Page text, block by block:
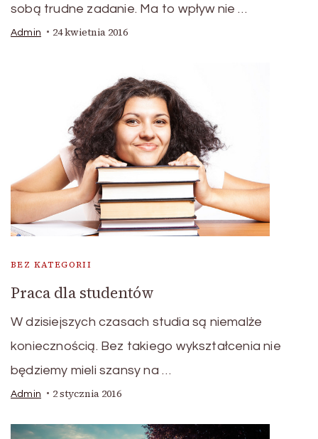
sobą trudne zadanie. Ma to wpływ nie …
Admin 24 kwietnia 2016
BEZ KATEGORII
Praca dla studentów
W dzisiejszych czasach studia są niemalże
koniecznością. Bez takiego wykształcenia nie
będziemy mieli szansy na …
Admin 2 stycznia 2016